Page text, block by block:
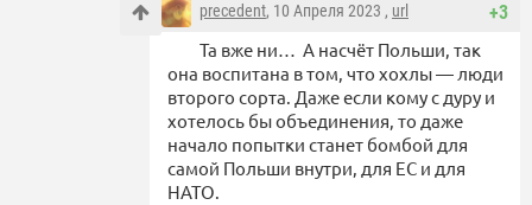
+3
precedent, 10 Апреля 2023 , url
Та вже ни… А насчёт Польши, так
она воспитана в том, что хохлы — люди
второго сорта. Даже если кому с дуру и
хотелось бы объединения, то даже
начало попытки станет бомбой для
самой Польши внутри, для ЕС и для
НАТО.